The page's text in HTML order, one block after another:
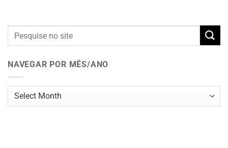
NAVEGAR POR MÊS/ANO
Navegar